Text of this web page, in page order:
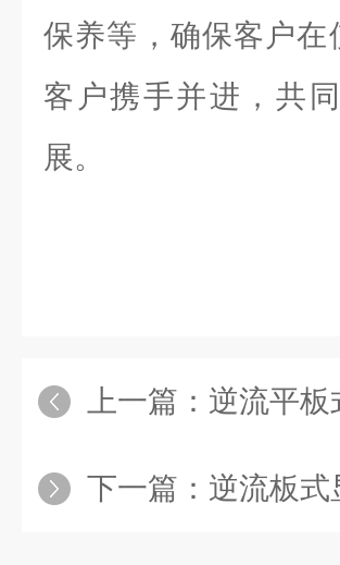
保养等，确保客户
客户携手并进，共
展。
上一篇： 逆流平板
下一篇： 逆流板式